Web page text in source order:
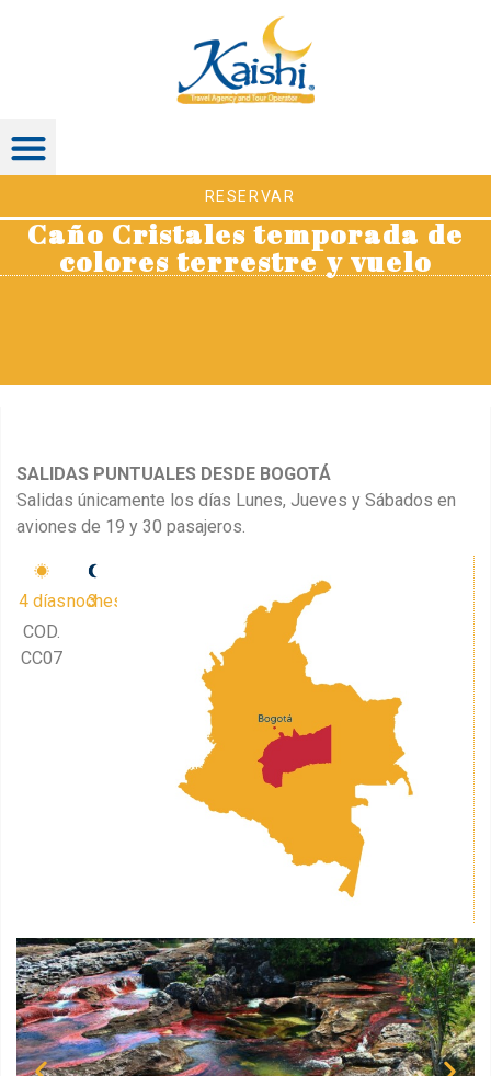
RESERVAR
Caño Cristales temporada de
colores terrestre y vuelo
SALIDAS PUNTUALES DESDE BOGOTÁ
Salidas únicamente los días Lunes, Jueves y Sábados en
aviones de 19 y 30 pasajeros.
4 días
COD.
CC07
3 noches